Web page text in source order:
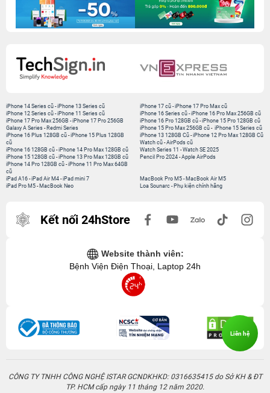
iPhone 14 Series cũ -iPhone 13 Series cũ
iPhone 12 Series cũ -iPhone 11 Series cũ
iPhone 17 Pro Max 256GB -iPhone 17 Pro 256GB
Galaxy A Series - Redmi Series
iPhone 17 cũ-iPhone 17 Pro Max cũ
iPhone 16 Series cũ- iPhone 16 Pro Max 256GB cũ
iPhone 16 Pro 128GB cũ-iPhone 15 Pro 128GB cũ
iPhone 15 Pro Max 256GB cũ- iPhone 15 Series cũ
iPhone 16 Plus 128GB cũ -iPhone 15 Plus 128GB
cũ
iPhone 16 128GB cũ -iPhone 14 Pro Max 128GB cũ
iPhone 15 128GB cũ -iPhone 13 Pro Max 128GB cũ
iPhone 14 Pro 128GB cũ -iPhone 11 Pro Max 64GB
cũ
iPhone 13 128GB Cũ-iPhone 12 Pro Max 128GB Cũ
Watch cũ-AirPods cũ
Watch Series 11 -Watch SE 2025
Pencil Pro 2024-Apple AirPods
iPad A16 -iPad Air M4 -iPad mini 7
iPad Pro M5 - MacBook Neo
MacBook Pro M5- MacBook Air M5
Loa Sounarc- Phụ kiện chính hãng
Kết nối 24hStore
Website thành viên:
Bệnh Viện Điện Thoại, Laptop 24h
CÔNG TY TNHH CÔNG NGHỆ ISTAR GCNDKHKD: 0316635415 do Sở KH & ĐT
TP. HCM cấp ngày 11 tháng 12 năm 2020.
Liên hệ